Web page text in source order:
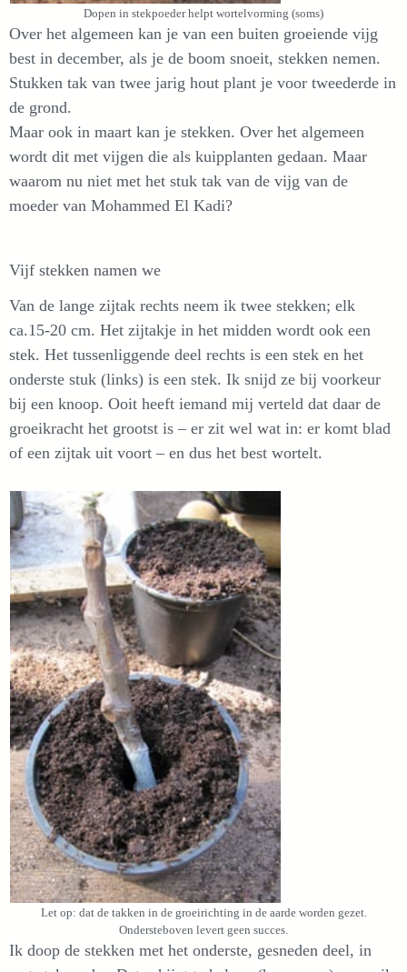
Dopen in stekpoeder helpt wortelvorming (soms)
Over het algemeen kan je van een buiten groeiende vijg
best in december, als je de boom snoeit, stekken nemen.
Stukken tak van twee jarig hout plant je voor tweederde in
de grond.
Maar ook in maart kan je stekken. Over het algemeen
wordt dit met vijgen die als kuipplanten gedaan. Maar
waarom nu niet met het stuk tak van de vijg van de
moeder van Mohammed El Kadi?
Vijf stekken namen we
Van de lange zijtak rechts neem ik twee stekken; elk
ca.15-20 cm. Het zijtakje in het midden wordt ook een
stek. Het tussenliggende deel rechts is een stek en het
onderste stuk (links) is een stek. Ik snijd ze bij voorkeur
bij een knoop. Ooit heeft iemand mij verteld dat daar de
groeikracht het grootst is – er zit wel wat in: er komt blad
of een zijtak uit voort – en dus het best wortelt.
Let op: dat de takken in de groeirichting in de aarde worden gezet.
Ondersteboven levert geen succes.
Ik doop de stekken met het onderste, gesneden deel, in